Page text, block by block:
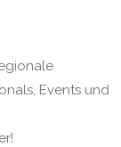
Events und